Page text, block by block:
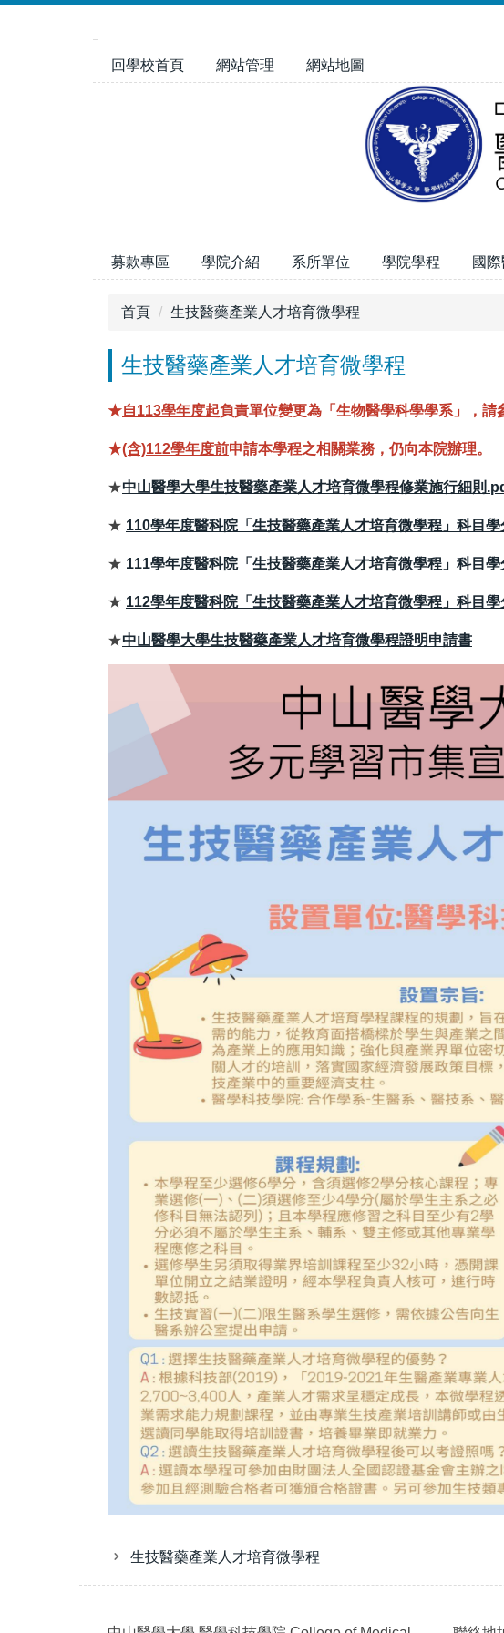
回學校首頁 網站管理 網站地圖
募款專區 學院介紹 系所單位 學院學程 國
首頁 生技醫藥產業人才培育微學程
生技醫藥產業人才培育微學程
★自113學年度起負責單位變更為「生物醫學科學學系」，請
★(含)112學年度前申請本學程之相關業務，仍向本院辦理。
★中山醫學大學生技醫藥產業人才培育微學程修業施行細則
★ 110學年度醫科院「生技醫藥產業人才培育微學程」科目
★ 111學年度醫科院「生技醫藥產業人才培育微學程」科目
★ 112學年度醫科院「生技醫藥產業人才培育微學程」科目
★中山醫學大學生技醫藥產業人才培育微學程證明申請書
生技醫藥產業人才培育微學程